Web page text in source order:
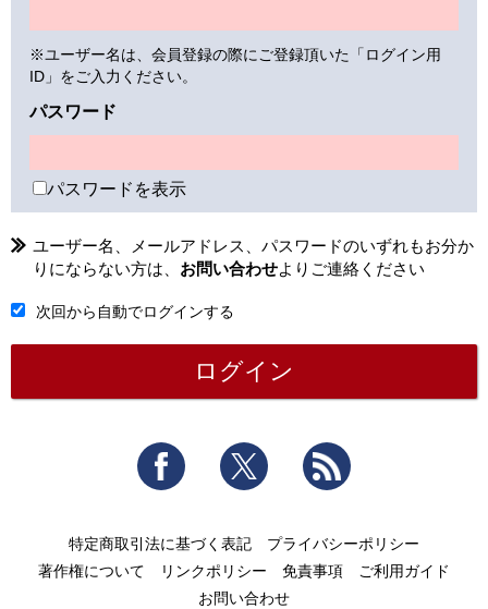
※ユーザー名は、会員登録の際にご登録頂いた「ログイン用
ID」をご入力ください。
パスワード
パスワードを表示
ユーザー名、メールアドレス、パスワードのいずれもお分か
りにならない方は、 お問い合わせよりご連絡ください
次回から自動でログインする
Facebook Twitter
特定商取引法に基づく表記
プライバシーポリシー
著作権について
リンクポリシー 免責事項
ご利用ガイド
お問い合わせ